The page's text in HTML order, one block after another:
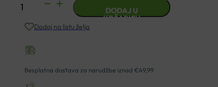
L'ERBOLARIO
ZA
LIMUNOM
DODAJ U
KOŠARICU
Dodaj na listu želja
Besplatna dostava za narudžbe iznad €49,99